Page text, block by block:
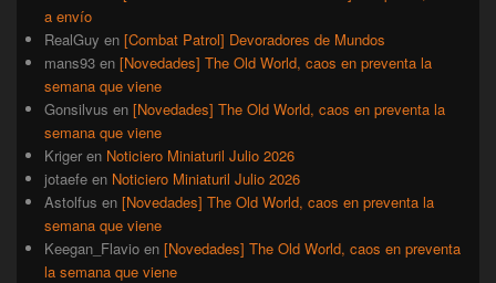
a envío
RealGuy en [Combat Patrol] Devoradores de Mundos
mans93 en [Novedades] The Old World, caos en preventa la
semana que viene
Gonsilvus en [Novedades] The Old World, caos en preventa la
semana que viene
Kriger en Noticiero Miniaturil Julio 2026
jotaefe en Noticiero Miniaturil Julio 2026
Astolfus en [Novedades] The Old World, caos en preventa la
semana que viene
Keegan_Flavio en [Novedades] The Old World, caos en preventa
la semana que viene